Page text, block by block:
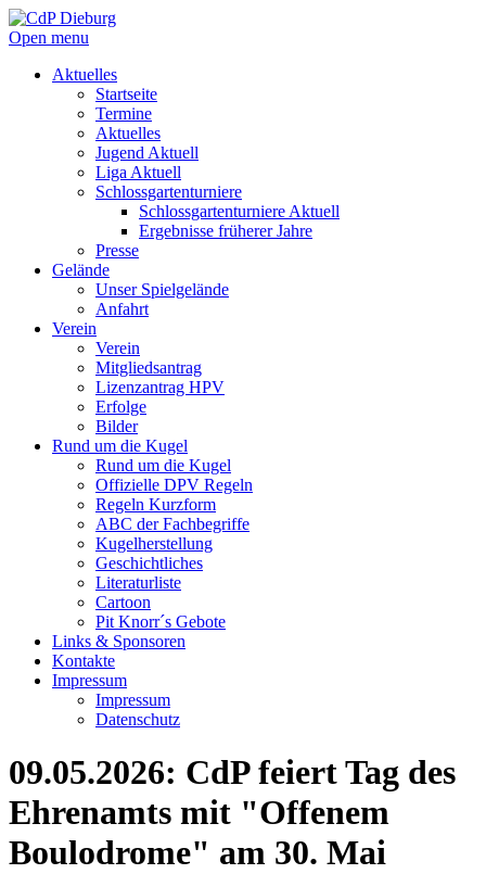
Open menu
Aktuelles
Startseite
Termine
Aktuelles
Jugend Aktuell
Liga Aktuell
Schlossgartenturniere
Schlossgartenturniere Aktuell
Ergebnisse früherer Jahre
Presse
Gelände
Unser Spielgelände
Anfahrt
Verein
Verein
Mitgliedsantrag
Lizenzantrag HPV
Erfolge
Bilder
Rund um die Kugel
Rund um die Kugel
Offizielle DPV Regeln
Regeln Kurzform
ABC der Fachbegriffe
Kugelherstellung
Geschichtliches
Literaturliste
Cartoon
Pit Knorr´s Gebote
Links & Sponsoren
Kontakte
Impressum
Impressum
Datenschutz
09.05.2026: CdP feiert Tag des
Ehrenamts mit "Offenem
Boulodrome" am 30. Mai